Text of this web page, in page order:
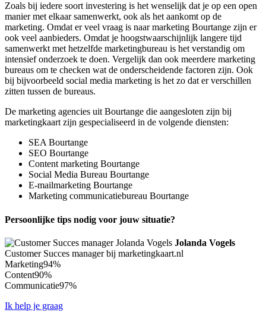
Zoals bij iedere soort investering is het wenselijk dat je op een open
manier met elkaar samenwerkt, ook als het aankomt op de
marketing. Omdat er veel vraag is naar marketing Bourtange zijn er
ook veel aanbieders. Omdat je hoogstwaarschijnlijk langere tijd
samenwerkt met hetzelfde marketingbureau is het verstandig om
intensief onderzoek te doen. Vergelijk dan ook meerdere marketing
bureaus om te checken wat de onderscheidende factoren zijn. Ook
bij bijvoorbeeld social media marketing is het zo dat er verschillen
zitten tussen de bureaus.
De marketing agencies uit Bourtange die aangesloten zijn bij
marketingkaart zijn gespecialiseerd in de volgende diensten:
SEA Bourtange
SEO Bourtange
Content marketing Bourtange
Social Media Bureau Bourtange
E-mailmarketing Bourtange
Marketing communicatiebureau Bourtange
Persoonlijke tips nodig voor jouw situatie?
Jolanda Vogels
Customer Succes manager bij marketingkaart.nl
Marketing94%
Content90%
Communicatie97%
Ik help je graag